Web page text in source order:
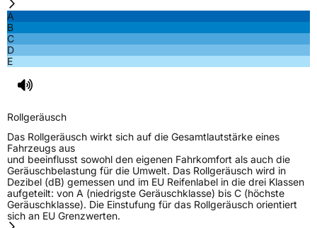
A
B
C
D
E
Rollgeräusch
Das Rollgeräusch wirkt sich auf die Gesamtlautstärke eines
Fahrzeugs aus
und beeinflusst sowohl den eigenen Fahrkomfort als auch die
Geräuschbelastung für die Umwelt. Das Rollgeräusch wird in
Dezibel (dB) gemessen und im EU Reifenlabel in die drei Klassen
aufgeteilt: von A (niedrigste Geräuschklasse) bis C (höchste
Geräuschklasse). Die Einstufung für das Rollgeräusch orientiert
sich an EU Grenzwerten.